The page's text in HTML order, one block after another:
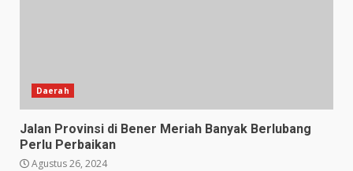
Daerah
Jalan Provinsi di Bener Meriah Banyak Berlubang
Perlu Perbaikan
Agustus 26, 2024